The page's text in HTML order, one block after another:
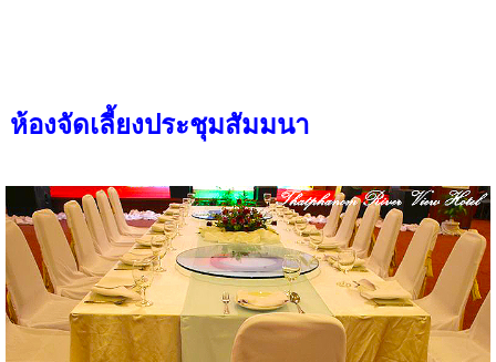
ห้องจัดเลี้ยงประชุมสัมมนา